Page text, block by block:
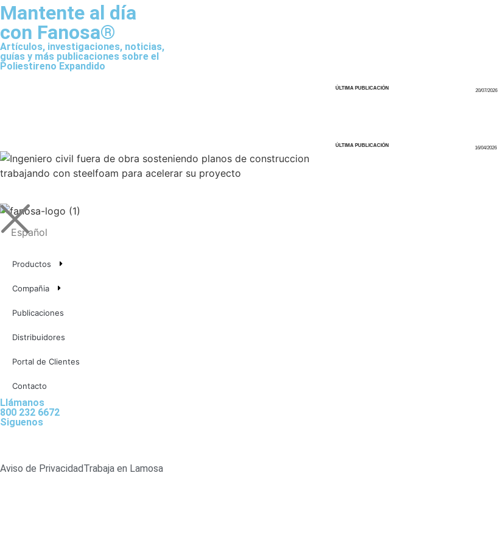
Mantente al día
con Fanosa®
Artículos, investigaciones, noticias,
guías y más publicaciones sobre el
Poliestireno Expandido
ÚLTIMA PUBLICACIÓN 20/07/2026
ÚLTIMA PUBLICACIÓN 16/04/2026
Español
Productos
Compañia
Publicaciones
Distribuidores
Portal de Clientes
Contacto
Llámanos
800 232 6672
Siguenos
Aviso de PrivacidadTrabaja en Lamosa